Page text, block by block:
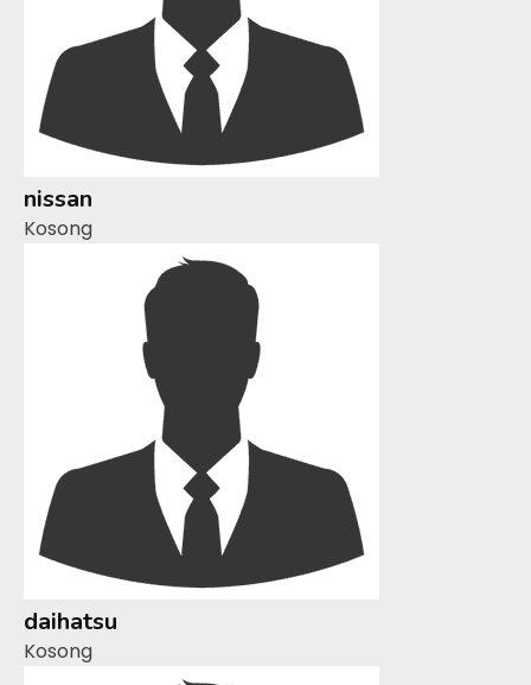
nissan
Kosong
daihatsu
Kosong